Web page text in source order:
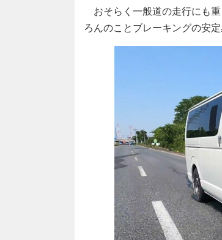
おそらく一般道の走行にも
ろんのことブレーキングの安